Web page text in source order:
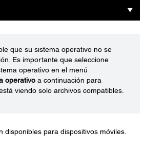
que su sistema operativo no se
Es importante que seleccione
operativo en el menú
operativo a continuación para
viendo solo archivos compatibles.
disponibles para dispositivos móviles.